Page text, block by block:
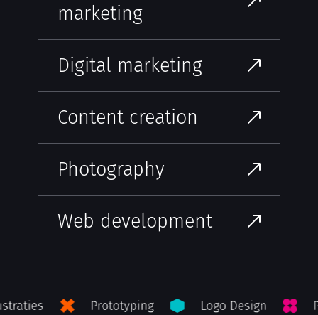
marketing
Digital marketing
Content creation
Photography
Web development